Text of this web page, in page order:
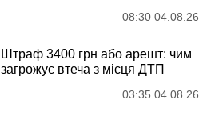
08:30 04.08.26
Штраф 3400 грн або арешт: чим
загрожує втеча з місця ДТП
03:35 04.08.26